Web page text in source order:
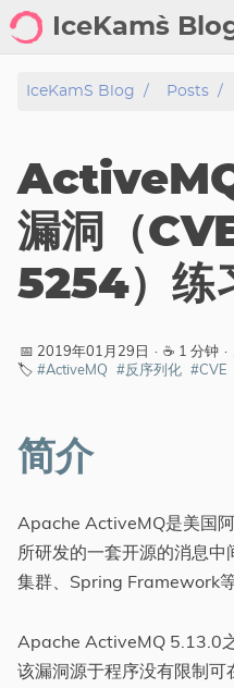
IceKam`s
首页
标签
分类
工具
剑客导航
标签
IceKam`s Blog Posts
漏洞（
5254）练
📅 2019年01月29日 · ☕ 1 分钟 ·
🏷️ #ActiveMQ #反序列化 #CVE
简介
Apache ActiveMQ是美国
所研发的一套开源的消息中
集群、Spring Framework等
Apache ActiveMQ 5.13.0
该漏洞源于程序没有限制